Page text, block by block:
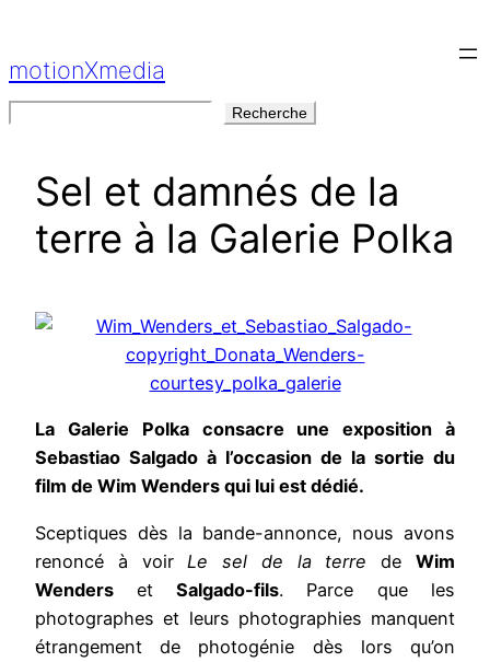
contenu
motionXmedia
Recherche
Sel et damnés de la
terre à la Galerie Polka
La Galerie Polka consacre une exposition à
Sebastiao Salgado à l’occasion de la sortie du
film de Wim Wenders qui lui est dédié.
Sceptiques dès la bande-annonce, nous avons
renoncé à voir Le sel de la terre deWim
Wenders et Salgado-fils. Parce que les
photographes et leurs photographies manquent
étrangement de photogénie dès lors qu’on